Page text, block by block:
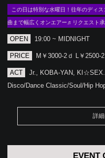
この日は特別な水曜日！往年のディ
曲まで幅広くオンエアー♬リクエスト承
OPEN 19:00 ~ MIDNIGHT
PRICE M￥3000-2ｄ L￥2500-2
ACT
Jr., KOBA-YAN,
Disco/Dance Classic/Soul/Hip
詳
EVENT